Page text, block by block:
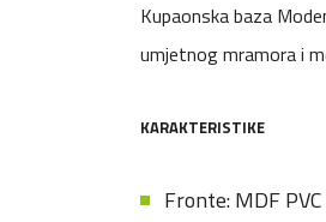
Kupaonska baza
umjetnog mramora i
KARAKTERISTIKE
Fronte: MDF PVC